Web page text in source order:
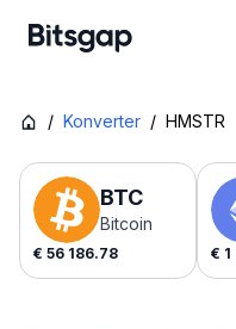
/ Konverter / HMSTR
BTC
Bitcoin
€ 56 186.78 €